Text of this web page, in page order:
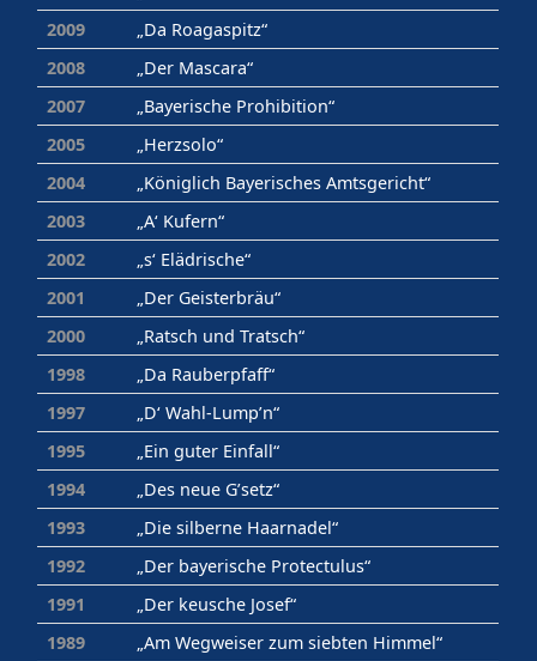
2009
„Da Roagaspitz“
2008
„Der Mascara“
2007
„Bayerische Prohibition“
2005
„Herzsolo“
2004
„Königlich Bayerisches Amtsgericht“
2003
„A‘ Kufern“
2002
„s‘ Elädrische“
2001
„Der Geisterbräu“
2000
„Ratsch und Tratsch“
1998
„Da Rauberpfaff“
1997
„D‘ Wahl-Lump’n“
1995
„Ein guter Einfall“
1994
„Des neue G’setz“
1993
„Die silberne Haarnadel“
1992
„Der bayerische Protectulus“
1991
„Der keusche Josef“
1989
„Am Wegweiser zum siebten Himmel“